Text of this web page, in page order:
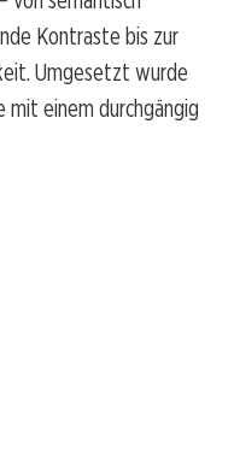
Kontraste bis zur
Umgesetzt wurde
mit einem durchgängig